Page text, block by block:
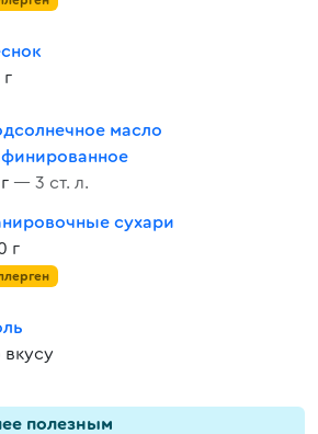
г
масло
— 3 ст. л.
сухари
г
вкусу
полезным